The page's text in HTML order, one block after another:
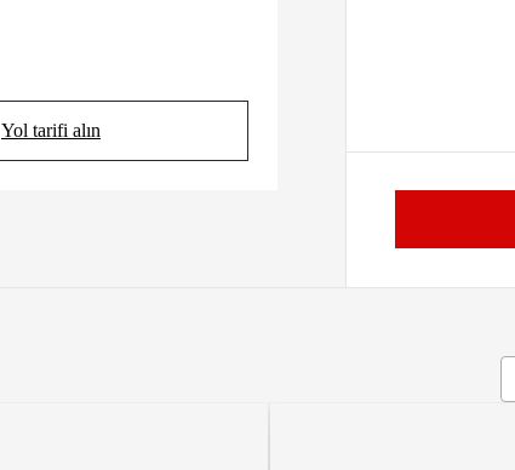
Yol tarifi alın
(Opens in new tab)